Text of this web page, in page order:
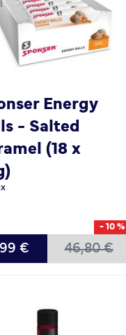
- 10 %
Energy
- Salted
(18 x
€ 46,80 €